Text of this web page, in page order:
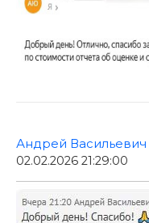
Андрей Васильевич
02.02.2026 21:29:00